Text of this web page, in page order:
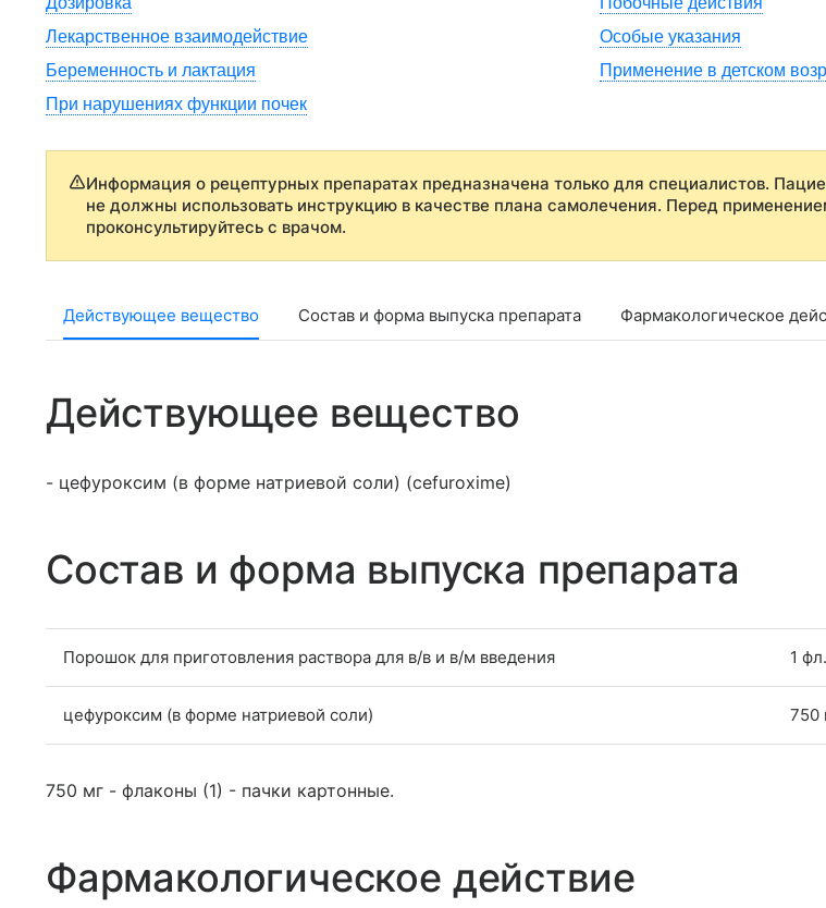
Лекарственное взаимодействие
Особые указания
Беременность и лактация
Применение в детском
При нарушениях функции почек
Информация о рецептурных препаратах предназначена только для специалистов.
не должны использовать инструкцию в качестве плана самолечения. Перед
проконсультируйтесь с врачом.
Действующее вещество Состав и форма выпуска препарата Фармакологическое
Действующее вещество
- цефуроксим (в форме натриевой соли) (cefuroxime)
Состав и форма выпуска препарата
Порошок для приготовления раствора для в/в и в/м введения 1 фл.
цефуроксим (в форме натриевой соли) 750
750 мг - флаконы (1) - пачки картонные.
Фармакологическое действие